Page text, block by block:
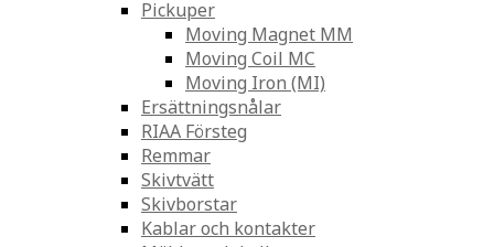
Pickuper
Moving Magnet MM
Moving Coil MC
Moving Iron (MI)
Ersättningsnålar
RIAA Försteg
Remmar
Skivtvätt
Skivborstar
Kablar och kontakter